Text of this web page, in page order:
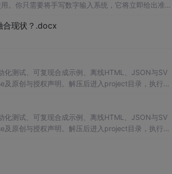
。你只需要将手写数字输入系统，它将立即给出准确
合现状？.docx
测试、可复现合成示例、离线HTML、JSON与SV
原创与授权声明。解压后进入project目录，执行np
、测试审计和课程实践。
测试、可复现合成示例、离线HTML、JSON与SV
原创与授权声明。解压后进入project目录，执行np
、测试审计和课程实践。